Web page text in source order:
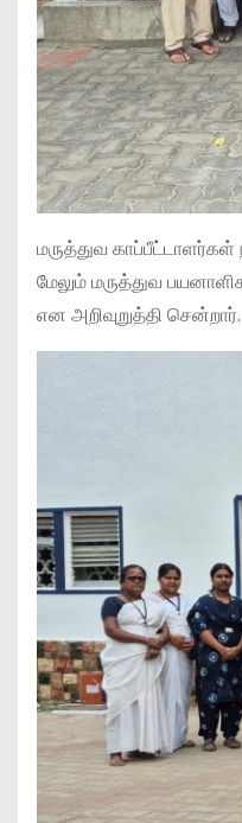
மருத்துவ
மேலும் மருத்துவ
என அறிவுறுத்தி சென்றார்.